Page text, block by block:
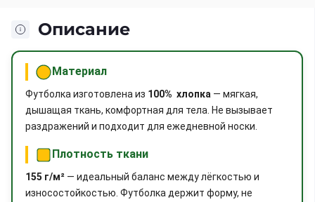
Описание
Материал
Футболка изготовлена из 100% хлопка — мягкая,
дышащая ткань, комфортная для тела. Не вызывает
раздражений и подходит для ежедневной носки.
Плотность ткани
155 г/м² — идеальный баланс между лёгкостью и
износостойкостью. Футболка держит форму, не